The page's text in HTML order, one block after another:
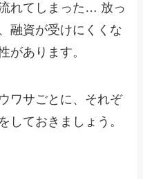
れてしまった… 放っ
融資が受けにくくな
があります。
ワサごとに、それぞ
しておきましょう。